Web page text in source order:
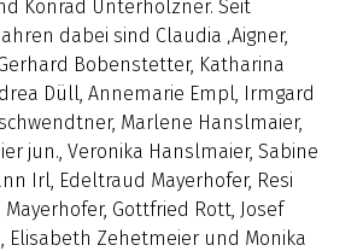
Konrad Unterholzner. Seit
dabei sind Claudia ‚Aigner,
Bobenstetter, Katharina
Düll, Annemarie Empl, Irmgard
Marlene Hanslmaier,
jun., Veronika Hanslmaier, Sabine
Irl, Edeltraud Mayerhofer, Resi
Gottfried Rott, Josef
Elisabeth Zehetmeier und Monika